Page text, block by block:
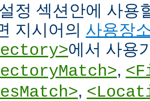
정 섹션안에 사용
지시어의 사용장
에서 사용
,
,